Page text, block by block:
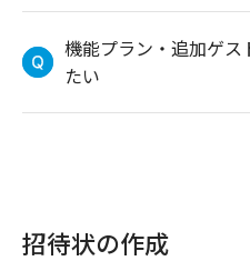
機能プラン・追加ゲス
たい
招待状の作成